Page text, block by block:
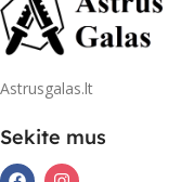
Astrusgalas.lt
Sekite mus